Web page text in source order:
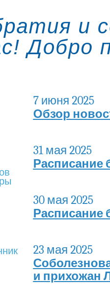
и
Добро
7 июня 2025
Обзор
31 мая 2025
Расписание
30 мая 2025
Расписание
23 мая 2025
и прихожан